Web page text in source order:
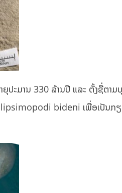
ະມານ 330 ລ້ານປີ ແລະ ຕັ້ງຊື່ຕາມ
bideni ເພື່ອເປັນກ